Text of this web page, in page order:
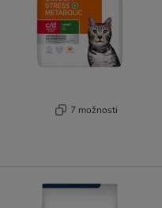
7 možnosti